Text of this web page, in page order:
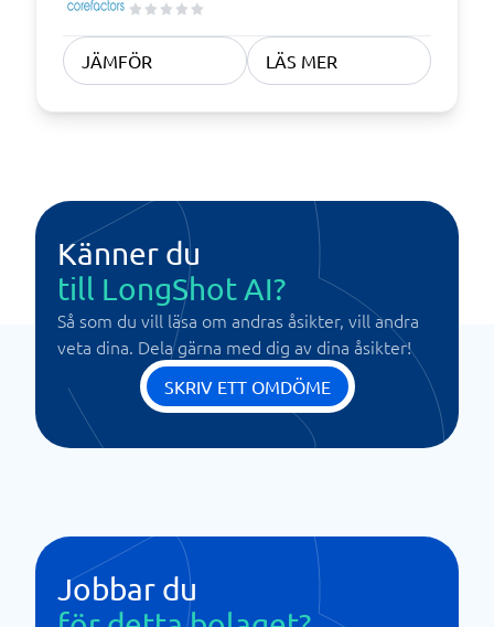
JÄMFÖR LÄS MER
Känner du
till LongShot AI?
Så som du vill läsa om andras åsikter, vill andra
veta dina. Dela gärna med dig av dina åsikter!
SKRIV ETT OMDÖME
Jobbar du